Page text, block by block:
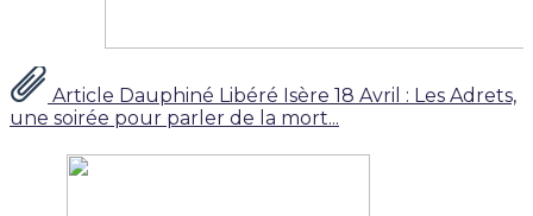
Article Dauphiné Libéré Isère 18 Avril : Les Adrets,
une soirée pour parler de la mort...